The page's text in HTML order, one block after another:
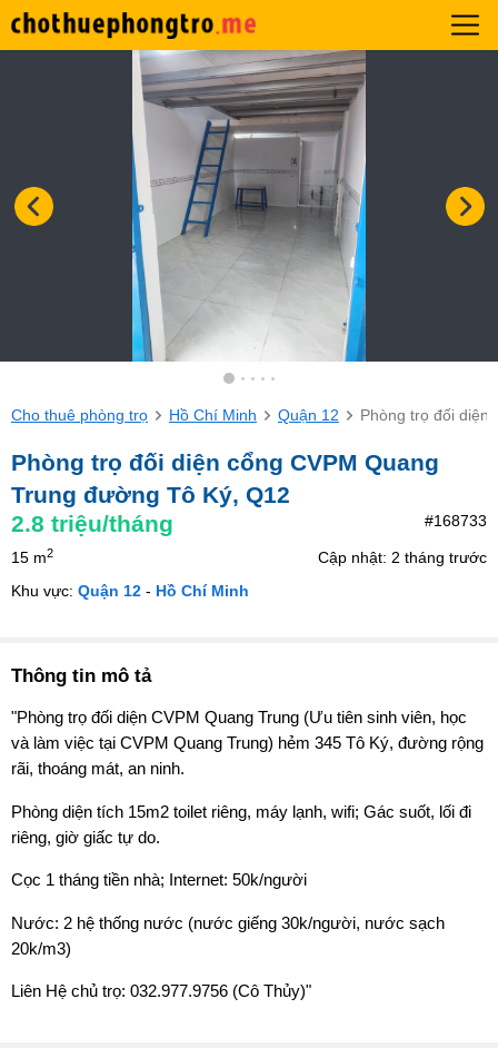
Cho thuê phòng trọ Hồ Chí Minh Quận 12 Phòng trọ đối diện
Phòng trọ đối diện cổng CVPM Quang
Trung đường Tô Ký, Q12
2.8 triệu/tháng #168733
15 m2
Cập nhật: 2 tháng trước
Khu vực: Quận 12 - Hồ Chí Minh
Thông tin mô tả
"Phòng trọ đối diện CVPM Quang Trung (Ưu tiên sinh viên, học
và làm việc tại CVPM Quang Trung) hẻm 345 Tô Ký, đường rộng
rãi, thoáng mát, an ninh.
Phòng diện tích 15m2 toilet riêng, máy lạnh, wifi; Gác suốt, lối đi
riêng, giờ giấc tự do.
Cọc 1 tháng tiền nhà; Internet: 50k/người
Nước: 2 hệ thống nước (nước giếng 30k/người, nước sạch
20k/m3)
Liên Hệ chủ trọ: 032.977.9756 (Cô Thủy)"